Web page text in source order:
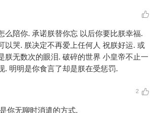
么陪你. 承诺朕替你忘 以后你要比朕幸福.
以哭. 朕决定不再爱上任何人 祝朕好运. 或
朕无数次的眼泪. 破碎的世界 小皇帝不止一
. 明明是你食言了却是朕在受惩罚.
2
你无聊时消遣的方式.